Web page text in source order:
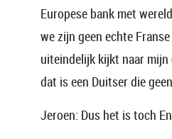
Europese bank met
we zijn geen echte
uiteindelijk kijkt naar
dat is een Duitser die
Jeroen: Dus het is toch